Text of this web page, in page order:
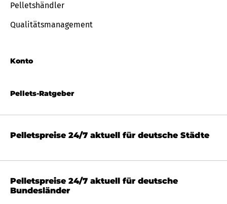
Pellets-Ratgeber
Pelletshändler
Qualitätsmanagement
Konto
Pelletspreise 24/7 aktuell für deutsche Städte
Pelletspreise 24/7 aktuell für deutsche
Bundesländer